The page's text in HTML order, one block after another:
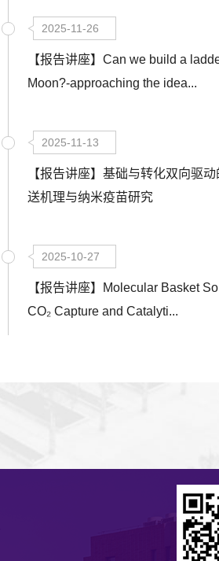
2025-11-26
【报告讲座】Can we build a
Moon?-approaching the idea...
2025-11-13
【报告讲座】基础与转化双向驱
送机理与纳米疫苗研究
2025-10-27
【报告讲座】Molecular Basket
CO₂ Capture and Catalyti...